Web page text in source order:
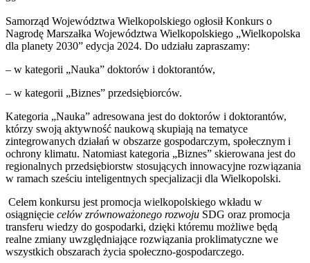
Samorząd Województwa Wielkopolskiego ogłosił Konkurs o
Nagrodę Marszałka Województwa Wielkopolskiego „Wielkopolska
dla planety 2030” edycja 2024. Do udziału zapraszamy:
– w kategorii „Nauka” doktorów i doktorantów,
– w kategorii „Biznes” przedsiębiorców.
Kategoria „Nauka” adresowana jest do doktorów i doktorantów,
którzy swoją aktywność naukową skupiają na tematyce
zintegrowanych działań w obszarze gospodarczym, społecznym i
ochrony klimatu. Natomiast kategoria „Biznes” skierowana jest do
regionalnych przedsiębiorstw stosujących innowacyjne rozwiązania
w ramach sześciu inteligentnych specjalizacji dla Wielkopolski.
Celem konkursu jest promocja wielkopolskiego wkładu w
osiągnięcie celów zrównoważonego rozwoju SDG oraz promocja
transferu wiedzy do gospodarki, dzięki któremu możliwe będą
realne zmiany uwzględniające rozwiązania proklimatyczne we
wszystkich obszarach życia społeczno-gospodarczego.